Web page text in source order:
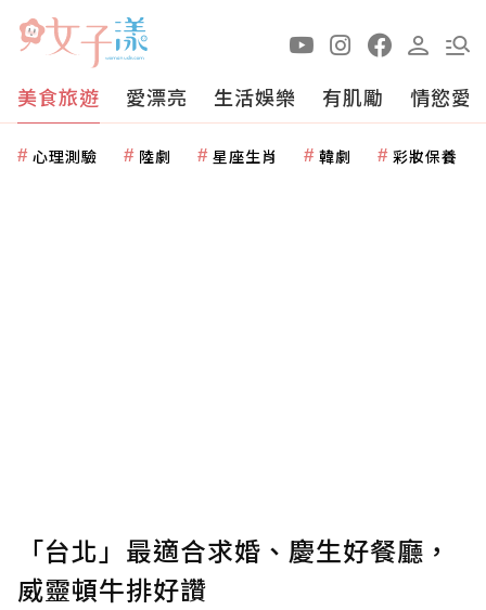
美食旅遊 愛漂亮 生活娛樂 有肌勵 情慾愛
心理測驗 陸劇 星座生肖 韓劇 彩妝保養
「台北」最適合求婚、慶生好餐廳，
威靈頓牛排好讚